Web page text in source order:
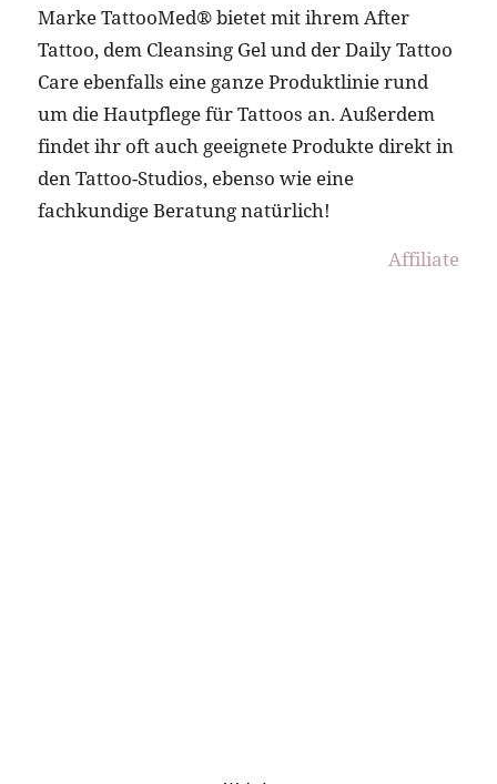
Marke TattooMed® bietet mit ihrem After
Tattoo, dem Cleansing Gel und der Daily Tattoo
Care ebenfalls eine ganze Produktlinie rund
um die Hautpflege für Tattoos an. Außerdem
findet ihr oft auch geeignete Produkte direkt in
den Tattoo-Studios, ebenso wie eine
fachkundige Beratung natürlich!
Affiliate